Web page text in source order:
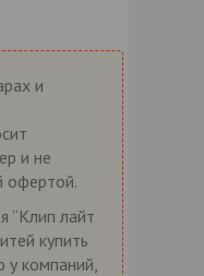
и
и не
офертой.
“Клип лайт
купить
у компаний,